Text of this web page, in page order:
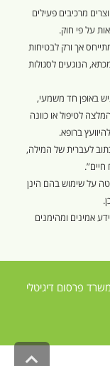
מרכיבים פעילים
על פי חוק.
אך ורק לבטיחות
הנוגעים לסגולות
באופן חד משמעי,
לטיפול או כוונה
ברופא.
לעברית של המילה,
על שימוש בהם הינן
אמינים ומהימנים
משרד פרסום דיגיטלי